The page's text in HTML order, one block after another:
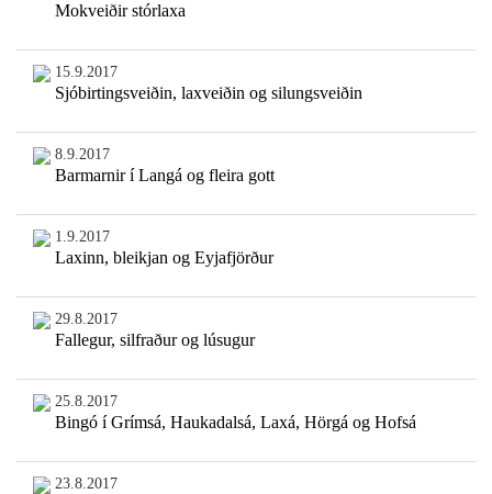
Mokveiðir stórlaxa
15.9.2017
Sjóbirtingsveiðin, laxveiðin og silungsveiðin
8.9.2017
Barmarnir í Langá og fleira gott
1.9.2017
Laxinn, bleikjan og Eyjafjörður
29.8.2017
Fallegur, silfraður og lúsugur
25.8.2017
Bingó í Grímsá, Haukadalsá, Laxá, Hörgá og Hofsá
23.8.2017